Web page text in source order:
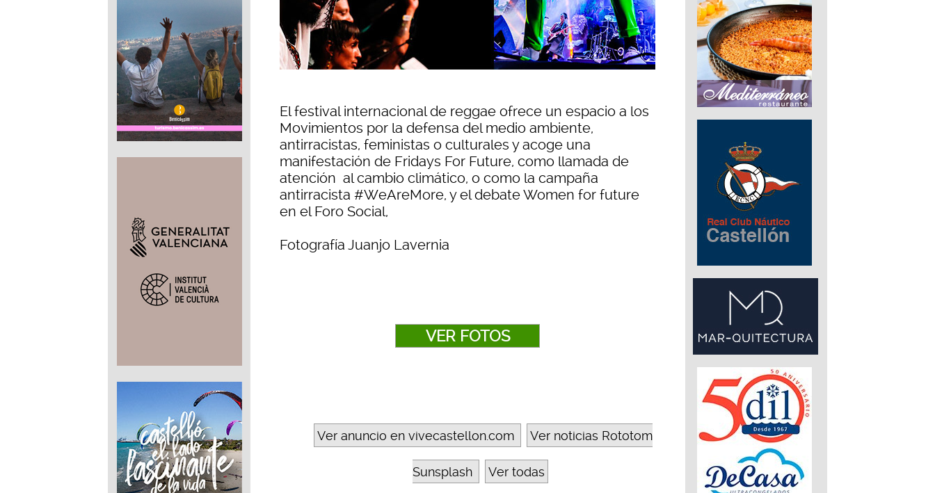
El festival internacional de reggae ofrece un espacio a los
Movimientos por la defensa del medio ambiente,
antirracistas, feministas o culturales y acoge una
manifestación de Fridays For Future, como llamada de
atención al cambio climático, o como la campaña
antirracista #WeAreMore, y el debate Women for future
en el Foro Social,
Fotografía Juanjo Lavernia
VER FOTOS
Ver anuncio en vivecastellon.com Ver noticias Rototom
Sunsplash Ver todas